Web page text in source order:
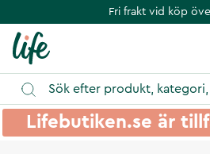
Fri frakt vid köp
Lifebutiken.se är